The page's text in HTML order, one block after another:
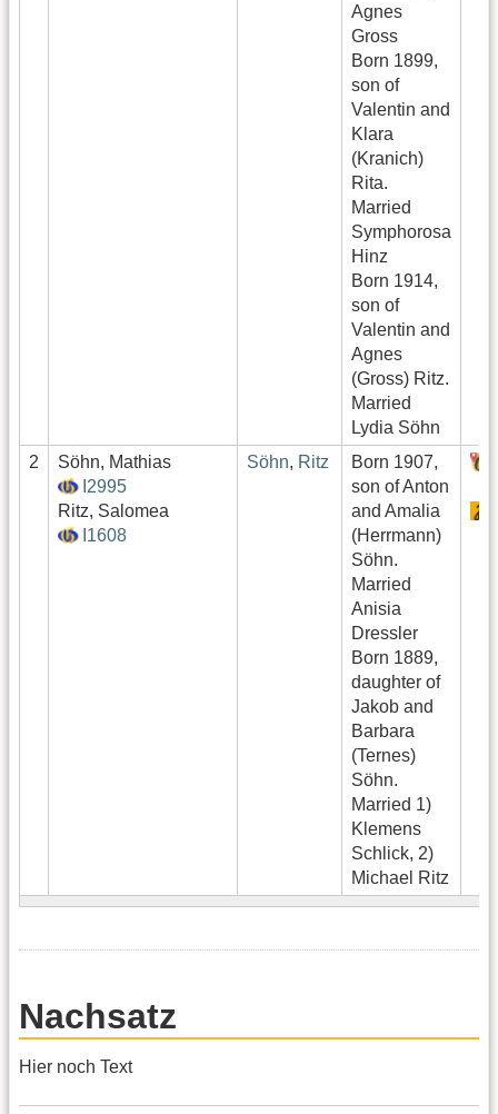
Agnes
Gross
Born 1899,
son of
Valentin and
Klara
(Kranich)
Rita.
Married
Symphorosa
Hinz
Born 1914,
son of
Valentin and
Agnes
(Gross) Ritz.
Married
Lydia Söhn
2
Söhn, Mathias
I2995
Ritz, Salomea
I1608
Söhn, Ritz
Born 1907,
son of Anton
and Amalia
(Herrmann)
Söhn.
Married
Anisia
Dressler
Born 1889,
daughter of
Jakob and
Barbara
(Ternes)
Söhn.
Married 1)
Klemens
Schlick, 2)
Michael Ritz
Nachsatz
Hier noch Text